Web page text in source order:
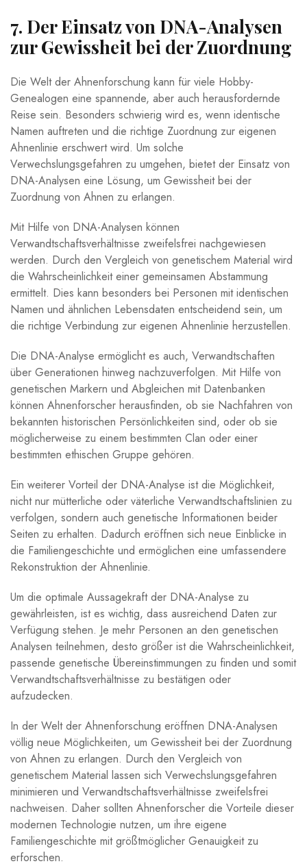
7. Der Einsatz von DNA-Analysen
zur Gewissheit bei der Zuordnung
Die Welt der Ahnenforschung kann für viele Hobby-
Genealogen eine spannende, aber auch herausfordernde
Reise sein. Besonders schwierig wird es, wenn identische
Namen auftreten und die richtige Zuordnung zur eigenen
Ahnenlinie erschwert wird. Um solche
Verwechslungsgefahren zu umgehen, bietet der Einsatz von
DNA-Analysen eine Lösung, um Gewissheit bei der
Zuordnung von Ahnen zu erlangen.
Mit Hilfe von DNA-Analysen können
Verwandtschaftsverhältnisse zweifelsfrei nachgewiesen
werden. Durch den Vergleich von genetischem Material wird
die Wahrscheinlichkeit einer gemeinsamen Abstammung
ermittelt. Dies kann besonders bei Personen mit identischen
Namen und ähnlichen Lebensdaten entscheidend sein, um
die richtige Verbindung zur eigenen Ahnenlinie herzustellen.
Die DNA-Analyse ermöglicht es auch, Verwandtschaften
über Generationen hinweg nachzuverfolgen. Mit Hilfe von
genetischen Markern und Abgleichen mit Datenbanken
können Ahnenforscher herausfinden, ob sie Nachfahren von
bekannten historischen Persönlichkeiten sind, oder ob sie
möglicherweise zu einem bestimmten Clan oder einer
bestimmten ethischen Gruppe gehören.
Ein weiterer Vorteil der DNA-Analyse ist die Möglichkeit,
nicht nur mütterliche oder väterliche Verwandtschaftslinien zu
verfolgen, sondern auch genetische Informationen beider
Seiten zu erhalten. Dadurch eröffnen sich neue Einblicke in
die Familiengeschichte und ermöglichen eine umfassendere
Rekonstruktion der Ahnenlinie.
Um die optimale Aussagekraft der DNA-Analyse zu
gewährleisten, ist es wichtig, dass ausreichend Daten zur
Verfügung stehen. Je mehr Personen an den genetischen
Analysen teilnehmen, desto größer ist die Wahrscheinlichkeit,
passende genetische Übereinstimmungen zu finden und somit
Verwandtschaftsverhältnisse zu bestätigen oder
aufzudecken.
In der Welt der Ahnenforschung eröffnen DNA-Analysen
völlig neue Möglichkeiten, um Gewissheit bei der Zuordnung
von Ahnen zu erlangen. Durch den Vergleich von
genetischem Material lassen sich Verwechslungsgefahren
minimieren und Verwandtschaftsverhältnisse zweifelsfrei
nachweisen. Daher sollten Ahnenforscher die Vorteile dieser
modernen Technologie nutzen, um ihre eigene
Familiengeschichte mit größtmöglicher Genauigkeit zu
erforschen.